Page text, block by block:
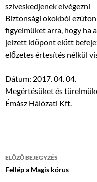
szíveskedjenek elvégezni
Biztonsági okokból
figyelmüket arra, hogy ha
jelzett időpont előtt
előzetes értesítés nélkül
Dátum: 2017. 04. 04.
Megértésüket és
Émász Hálózati Kft.
Bejegyzés
navigáció
ELŐZŐ BEJEGYZÉS
Fellép a Magis kórus